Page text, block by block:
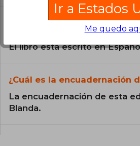
¿En qué Idioma está escrito
El libro está escrito en
¿Cuál es la encuadernación
La encuadernación de esta
Blanda.
Ir a Estados
Me quedo